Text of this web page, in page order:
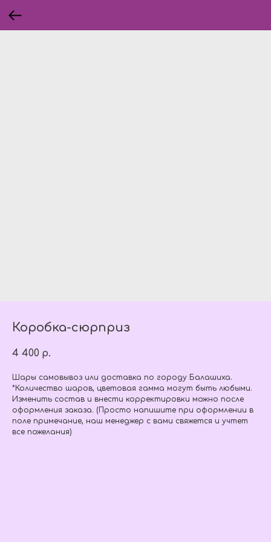
Коробка-сюрприз
4 400 р.
Шары самовывоз или доставка по городу Балашиха.
*Количество шаров, цветовая гамма могут быть любыми.
Изменить состав и внести корректировки можно после
оформления заказа. (Просто напишите при оформлении в
поле примечание, наш менеджер с вами свяжется и учтет
все пожелания)